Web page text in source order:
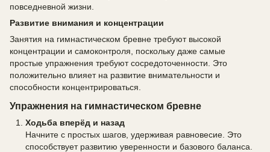
повседневной жизни.
Развитие внимания и концентрации
Занятия на гимнастическом бревне требуют высокой
концентрации и самоконтроля, поскольку даже самые
простые упражнения требуют сосредоточенности. Это
положительно влияет на развитие внимательности и
способности концентрироваться.
Упражнения на гимнастическом бревне
Ходьба вперёд и назад
Начните с простых шагов, удерживая равновесие. Это
способствует развитию уверенности и базового баланса.